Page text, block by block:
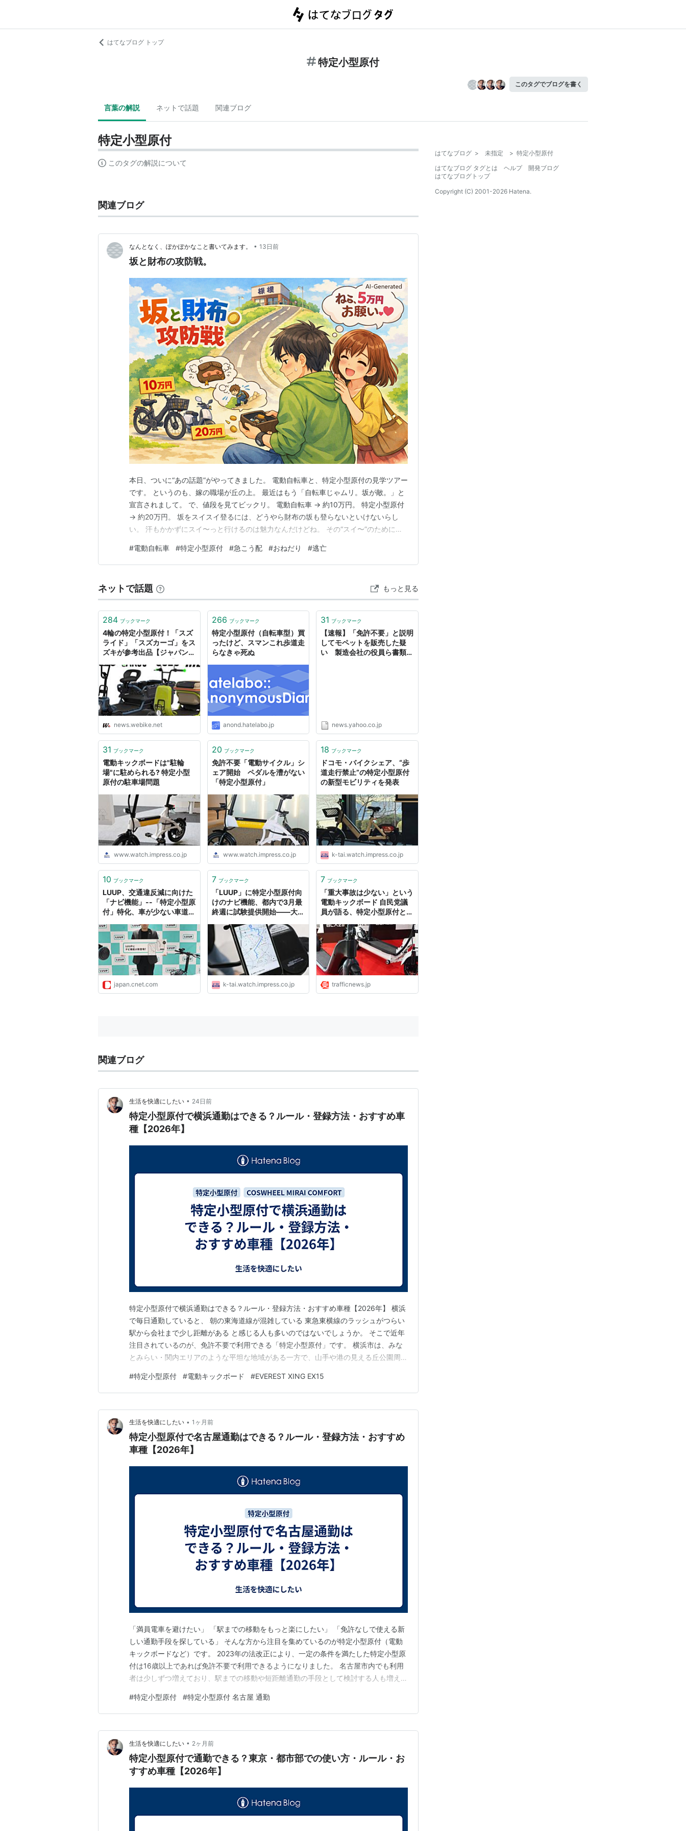
はてなブログ トップ
特定小型原付
このタグでブログを書く
言葉の解説 ネットで話題 関連ブログ
特定小型原付
このタグの解説について
関連ブログ
なんとなく、ぽかぽかなこと書いてみます。 • 13日前
坂と財布の攻防戦。
本日、ついに“あの話題”がやってきました。 電動自転車と、特定小型原付の見学ツアー
です。 というのも、嫁の職場が丘の上。 最近はもう「自転車じゃムリ。坂が敵。」と
宣言されまして。 で、値段を見てビックリ。 電動自転車 → 約10万円。 特定小型原付
→ 約20万円。 坂をスイスイ登るには、どうやら財布の坂も登らないといけないらし
い。 汗もかかずにスイ〜っと行けるのは魅力なんだけどね。 その“スイ〜”のために、
急な“お願いの勾配”。 さぁ、どうする俺。 ここが本日の最大の難所。 とりあえず、剣
道に出かけてきます。 …
#電動自転車 #特定小型原付 #急こう配 #おねだり #逃亡
ネットで話題 もっと見る
284 ブックマーク
4輪の特定小型原付！「スズ
ライド」「スズカーゴ」をス
ズキが参考出品【ジャパンモ
Webikeプラス
news.webike.net
266 ブックマーク
特定小型原付（自転車型）買
ったけど、スマンこれ歩道走
らなきゃ死ぬ
anond.hatelabo.jp
31 ブックマーク
【速報】「免許不要」と説明
してモペットを販売した疑
い 製造会社の役員ら書類送
news.yahoo.co.jp
31 ブックマーク
電動キックボードは"駐輪
場"に駐められる? 特定小型
原付の駐車場問題
www.watch.impress.co.jp
20 ブックマーク
免許不要「電動サイクル」シ
ェア開始 ペダルを漕がない
「特定小型原付」
www.watch.impress.co.jp
18 ブックマーク
ドコモ・バイクシェア、“歩
道走行禁止”の特定小型原付
の新型モビリティを発表
k-tai.watch.impress.co.jp
10 ブックマーク
LUUP、交通違反減に向けた
「ナビ機能」--「特定小型原
付」特化、車が少ない車道を
japan.cnet.com
7 ブックマーク
「LUUP」に特定小型原付向
けのナビ機能、都内で3月最
終週に試験提供開始――大通
るねらいも
k-tai.watch.impress.co.jp
7 ブックマーク
「重大事故は少ない」という
電動キックボード 自民党議
員が語る、特定小型原付とし
ジ） | 乗りものニュース
trafficnews.jp
関連ブログ
生活を快適にしたい • 24日前
特定小型原付で横浜通勤はできる？ルール・登録方法・おすすめ車
種【2026年】
特定小型原付で横浜通勤はできる？ルール・登録方法・おすすめ車種【2026年】 横浜
で毎日通勤していると、 朝の東海道線が混雑している 東急東横線のラッシュがつらい
駅から会社まで少し距離がある と感じる人も多いのではないでしょうか。 そこで近年
注目されているのが、免許不要で利用できる「特定小型原付」です。 横浜市は、みな
とみらい・関内エリアのような平坦な地域がある一方で、山手や港の見える丘公園周
よって向いている車種が変わるのが特徴です。 この記事では、横浜で特定小型原付を
通勤に利用する際のルールや登録方法、おすすめ車…
#特定小型原付 #電動キックボード #EVEREST XING EX15
生活を快適にしたい • 1ヶ月前
特定小型原付で名古屋通勤はできる？ルール・登録方法・おすすめ
車種【2026年】
「満員電車を避けたい」 「駅までの移動をもっと楽にしたい」 「免許なしで使える新
しい通勤手段を探している」 そんな方から注目を集めているのが特定小型原付（電動
キックボードなど）です。 2023年の法改正により、一定の条件を満たした特定小型原
付は16歳以上であれば免許不要で利用できるようになりました。 名古屋市内でも利用
者は少しずつ増えており、駅までの移動や短距離通勤の手段として検討する人も増えて
当に使いやすいのか といった疑問を持つ方も多いでしょう。 この記事では、名古屋で
特定小型原付を通勤に使う際のルールや登…
#特定小型原付 #特定小型原付 名古屋 通勤
生活を快適にしたい • 2ヶ月前
特定小型原付で通勤できる？東京・都市部での使い方・ルール・お
すすめ車種【2026年】
はてなブログ > 未指定 > 特定小型原付
はてなブログ タグとは
ヘルプ
開発ブログ
はてなブログトップ
Copyright (C) 2001-2026 Hatena.